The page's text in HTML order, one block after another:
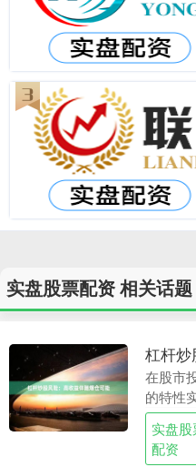
实盘股票配资 相关话题
杠杆
在股市
的特性
收益的
隐藏着
能让投
实盘股
配资